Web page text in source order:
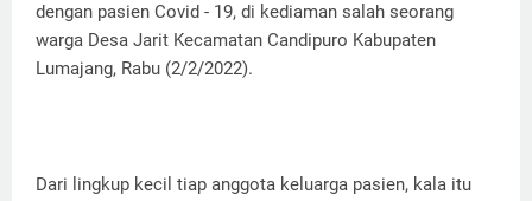
dengan pasien Covid - 19, di kediaman salah seorang
warga Desa Jarit Kecamatan Candipuro Kabupaten
Lumajang, Rabu (2/2/2022).
Dari lingkup kecil tiap anggota keluarga pasien, kala itu